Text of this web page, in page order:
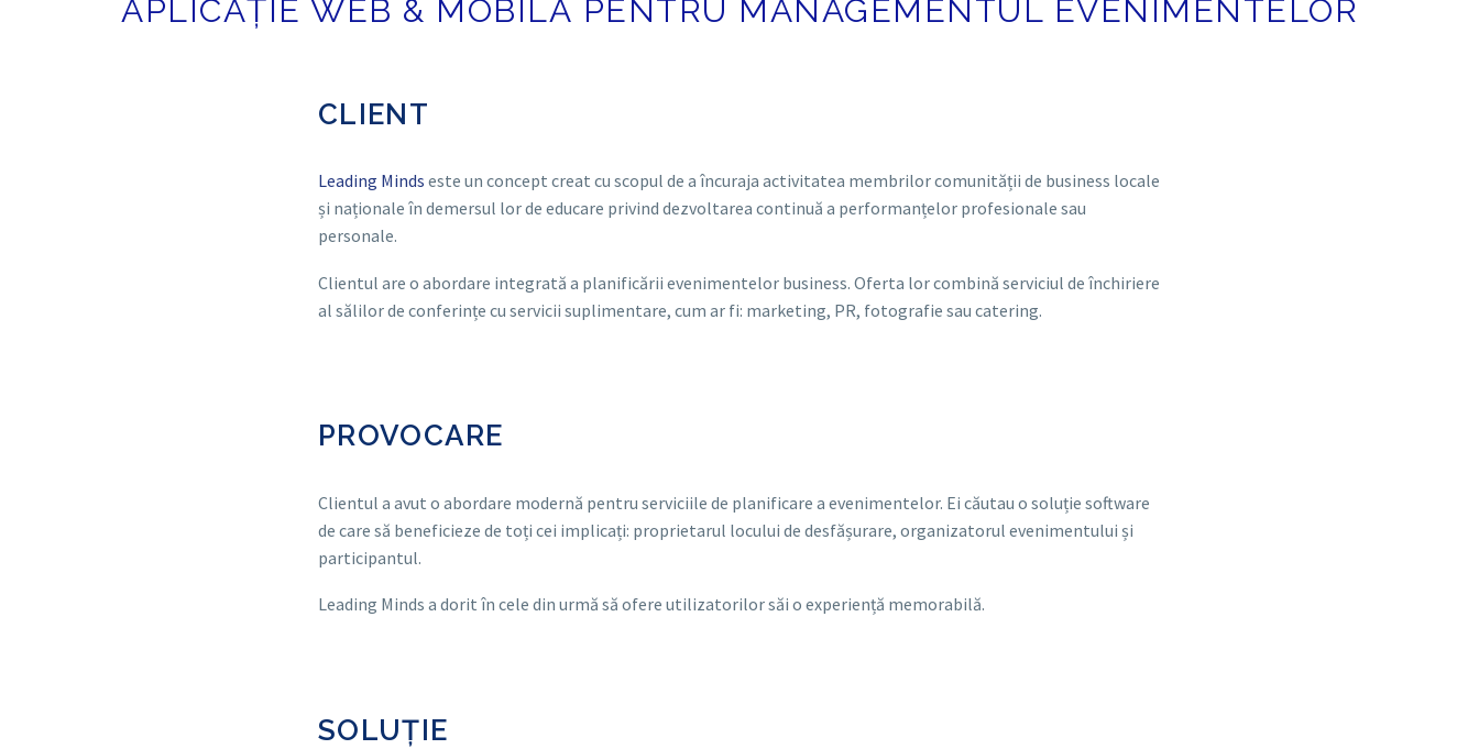
APLICAȚIE WEB & MOBILĂ PENTRU MANAGEMENTUL EVENIMENTELOR
CLIENT
Leading Minds este un concept creat cu scopul de a încuraja activitatea membrilor comunității de business locale
și naționale în demersul lor de educare privind dezvoltarea continuă a performanțelor profesionale sau
personale.
Clientul are o abordare integrată a planificării evenimentelor business. Oferta lor combină serviciul de închiriere
al sălilor de conferințe cu servicii suplimentare, cum ar fi: marketing, PR, fotografie sau catering.
PROVOCARE
Clientul a avut o abordare modernă pentru serviciile de planificare a evenimentelor. Ei căutau o soluție software
de care să beneficieze de toți cei implicați: proprietarul locului de desfășurare, organizatorul evenimentului și
participantul.
Leading Minds a dorit în cele din urmă să ofere utilizatorilor săi o experiență memorabilă.
SOLUȚIE